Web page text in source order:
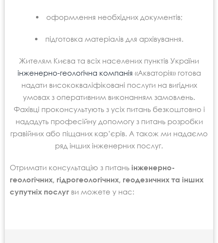
оформлення необхідних документів;
підготовка матеріалів для архівування.
Жителям Києва та всіх населених пунктів України
інженерно-геологічна компанія «Акваторія» готова
надати висококваліфіковані послуги на вигідних
умовах з оперативним виконанням замовлень.
Фахівці проконсультують з усіх питань безкоштовно і
нададуть професійну допомогу з питань розробки
гравійних або піщаних кар’єрів. А також ми надаємо
ряд інших інженерних послуг.
Отримати консультацію з питань інженерно-
геологічних, гідрогеологічних, геодезичних та інших
супутніх послуг ви можете у нас: